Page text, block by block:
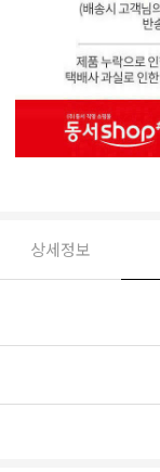
상세정보